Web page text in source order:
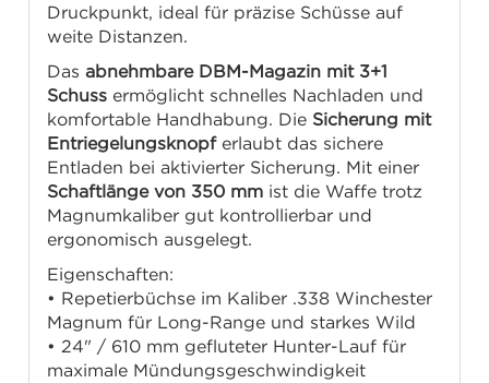
Druckpunkt, ideal für präzise Schüsse auf
weite Distanzen.
Dasabnehmbare DBM-Magazin mit 3+1
Schuss ermöglicht schnelles Nachladen und
komfortable Handhabung. Die Sicherung mit
Entriegelungsknopferlaubt das sichere
Entladen bei aktivierter Sicherung. Mit einer
Schaftlänge von 350 mm ist die Waffe trotz
Magnumkaliber gut kontrollierbar und
ergonomisch ausgelegt.
Eigenschaften:
• Repetierbüchse im Kaliber .338 Winchester
Magnum für Long-Range und starkes Wild
• 24" / 610 mm gefluteter Hunter-Lauf für
maximale Mündungsgeschwindigkeit